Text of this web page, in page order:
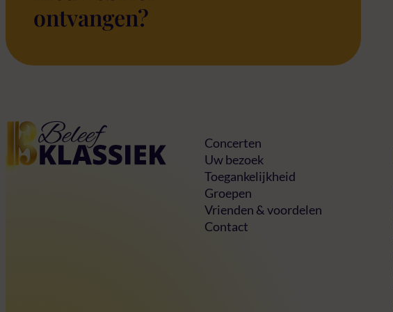
ontvangen?
Concerten
Uw bezoek
Toegankelijkheid
Groepen
Vrienden & voordelen
Contact